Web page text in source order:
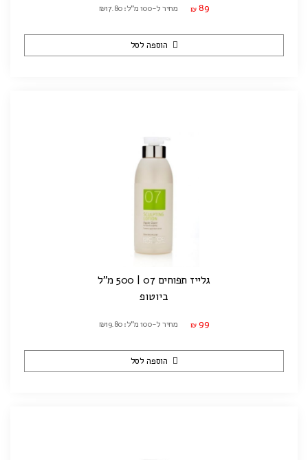
₪ 89 מחיר ל-100 מ"ל: ₪17.80
הוספה לסל
גלייז תפוחים 07 | 500 מ"ל
ביוטופ
₪ 99 מחיר ל-100 מ"ל: ₪19.80
הוספה לסל